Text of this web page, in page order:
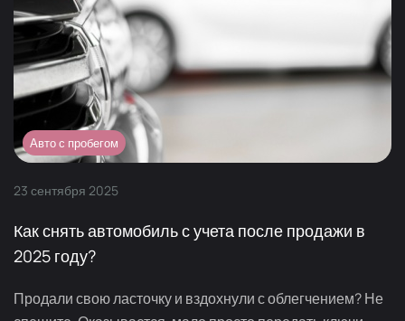
Авто с пробегом
23 сентября 2025
Как снять автомобиль с учета после продажи в
2025 году?
Продали свою ласточку и вздохнули с облегчением? Не